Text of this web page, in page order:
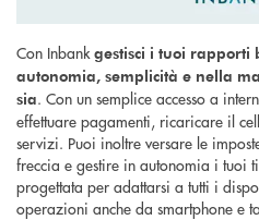
Con Inbank gestisci i tuoi rapporti
autonomia, semplicità e nella
sia. Con un semplice accesso a
effettuare pagamenti, ricaricare il
servizi. Puoi inoltre versare le
freccia e gestire in autonomia i tuoi
progettata per adattarsi a tutti i
operazioni anche da smartphone e